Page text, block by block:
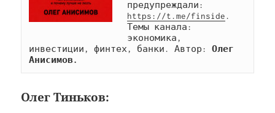
https://t.me/finside.
Темы канала:
экономика,
инвестиции, финтех, банки. Автор: Олег
Анисимов.
Олег Тиньков: